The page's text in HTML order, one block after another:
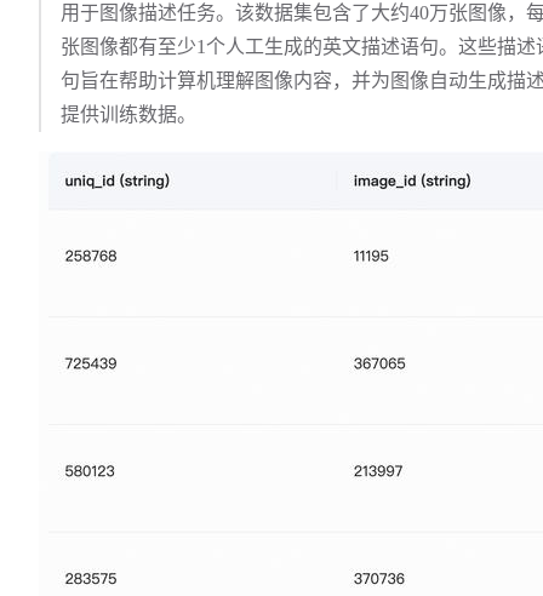
用于图像描述任务。该数据集包含了大约40万张图像，
张图像都有至少1个人工生成的英文描述语句。这些描述
句旨在帮助计算机理解图像内容，并为图像自动生成描
提供训练数据。